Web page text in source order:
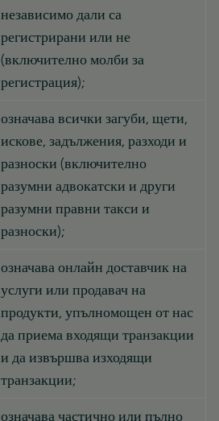
независимо дали са
регистрирани или не
(включително молби за
регистрация);
означава всички загуби, щети,
искове, задължения, разходи и
разноски (включително
разумни адвокатски и други
разумни правни такси и
разноски);
означава онлайн доставчик на
услуги или продавач на
продукти, упълномощен от нас
да приема входящи транзакции
и да извършва изходящи
транзакции;
означава частично или пълно